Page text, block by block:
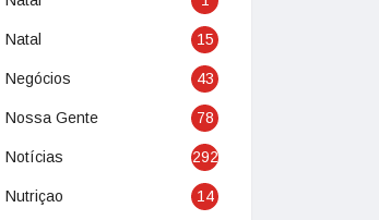
Natal 15
Negócios 43
Nossa Gente 78
Notícias 292
Nutriçao 14